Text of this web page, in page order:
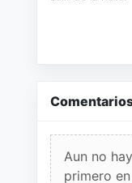
Aun no
primero